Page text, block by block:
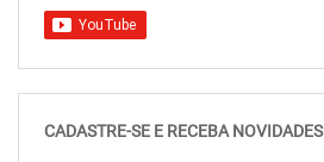
CADASTRE-SE E RECEBA NOVIDADES